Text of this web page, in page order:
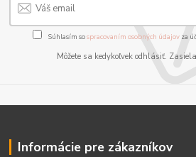
Súhlasím sospracovaním osobných údajov za
Môžete sa kedykoľvek odhlásiť.
Informácie pre zákazníkov